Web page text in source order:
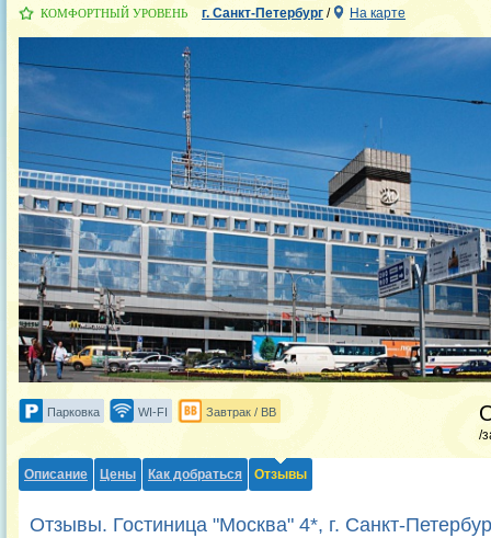
КОМФОРТНЫЙ УРОВЕНЬ г. Санкт-Петербург / На карте
Парковка WI-FI Завтрак / BB
/
Описание Цены Как добраться Отзывы
Отзывы. Гостиница "Москва" 4*, г. Санкт-